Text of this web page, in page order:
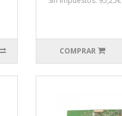
COMPRAR